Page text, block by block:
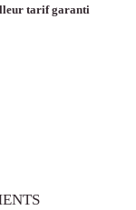
tarif garanti